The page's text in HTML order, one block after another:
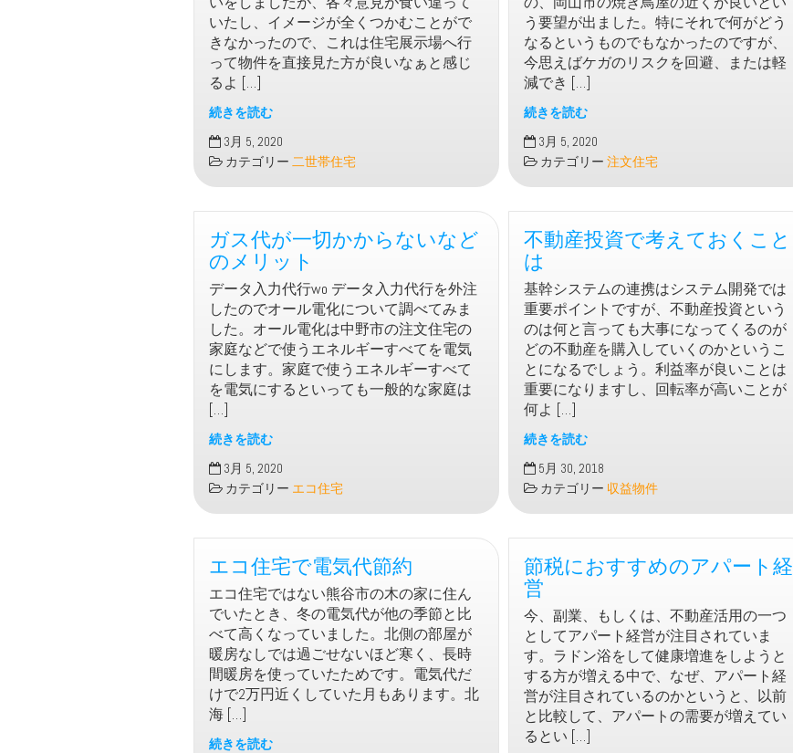
で
二
世
帯
住
宅
いたし、イメージが全くつかむことがで
きなかったので、これは住宅展示場へ行
って物件を直接見た方が良いなぁと感じ
るよ […]
続きを読む
家
づ
く
り
の
際
に
二
世
帯
住
宅
で
検
討
し
こ
と
3月 5, 2020
カテゴリー 二世帯住宅
ガス代が一切かからないなど
のメリット
データ入力代行wo データ入力代行を外注
したのでオール電化について調べてみま
した。オール電化は中野市の注文住宅の
家庭などで使うエネルギーすべてを電気
にします。家庭で使うエネルギーすべて
を電気にするといっても一般的な家庭は
[…]
続きを読む
ガ
ス
代
が
一
切
か
か
ら
な
い
な
ど
の
メ
3月 5, 2020
カテゴリー エコ住宅
エコ住宅で電気代節約
エコ住宅ではない熊谷市の木の家に住ん
でいたとき、冬の電気代が他の季節と比
べて高くなっていました。北側の部屋が
暖房なしでは過ごせないほど寒く、長時
間暖房を使っていたためです。電気代だ
けで2万円近くしていた月もあります。北
海 […]
続きを読む
を
建
て
ま
し
た
う要望が出ました。特にそれで何がどう
なるというものでもなかったのですが、
今思えばケガのリスクを回避、または軽
減でき […]
続きを読む
注
文
住
宅
で
階
段
に
踊
り
場
を
作
っ
た
メ
ッ
ト
3月 5, 2020
カテゴリー 注文住宅
不動産投資で考えておくこと
は
基幹システムの連携はシステム開発では
重要ポイントですが、不動産投資という
のは何と言っても大事になってくるのが
どの不動産を購入していくのかというこ
とになるでしょう。利益率が良いことは
重要になりますし、回転率が高いことが
何よ […]
続きを読む
不
動
産
投
資
で
考
え
て
お
く
こ
と
は
5月 30, 2018
カテゴリー 収益物件
節税におすすめのアパート経
営
今、副業、もしくは、不動産活用の一つ
としてアパート経営が注目されていま
す。ラドン浴をして健康増進をしようと
する方が増える中で、なぜ、アパート経
営が注目されているのかというと、以前
と比較して、アパートの需要が増えてい
るとい […]